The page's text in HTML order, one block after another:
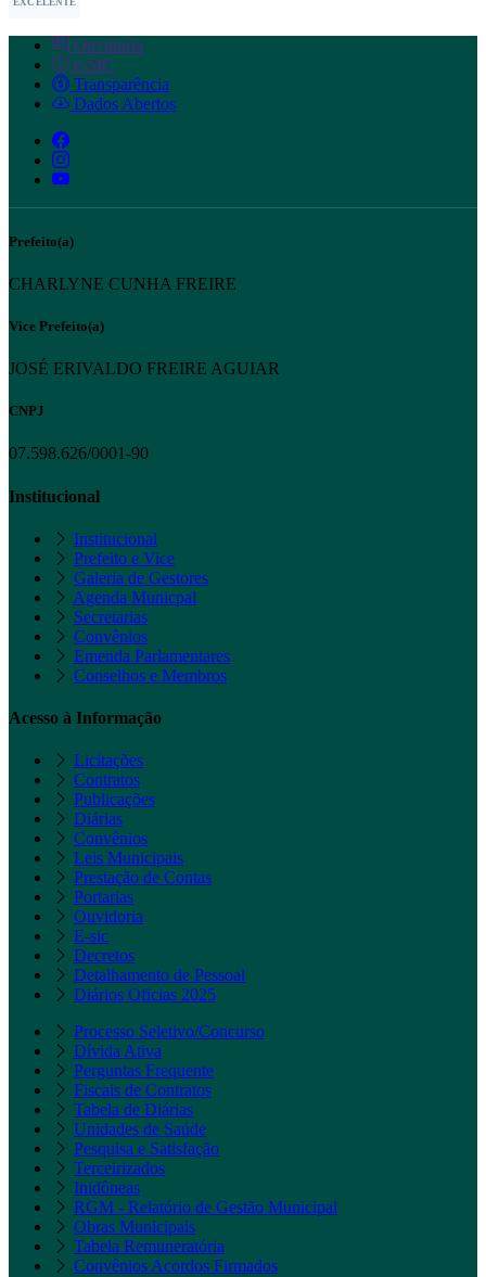
EXCELENTE
Ouvidoria
e-SIC
Transparência
Dados Abertos
Prefeito(a)
CHARLYNE CUNHA FREIRE
Vice Prefeito(a)
JOSÉ ERIVALDO FREIRE AGUIAR
CNPJ
07.598.626/0001-90
Institucional
Institucional
Prefeito e Vice
Galeria de Gestores
Agenda Municpal
Secretarias
Convênios
Emenda Parlamentares
Conselhos e Membros
Acesso à Informação
Licitações
Contratos
Publicações
Diárias
Convênios
Leis Municipais
Prestação de Contas
Portarias
Ouvidoria
E-sic
Decretos
Detalhamento de Pessoal
Diários Oficias 2025
Processo Seletivo/Concurso
Dívida Ativa
Perguntas Frequente
Fiscais de Contratos
Tabela de Diárias
Unidades de Saúde
Pesquisa e Satisfação
Terceirizados
Inidôneas
RGM - Relatório de Gestão Municipal
Obras Municipais
Tabela Remuneratória
Convênios Acordos Firmados